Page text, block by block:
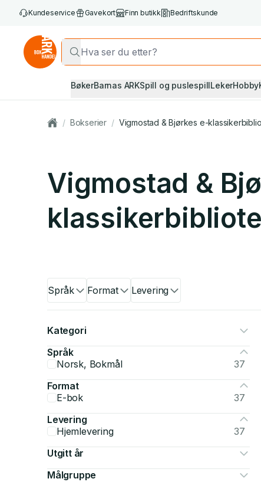
Kundeservice Gavekort Finn butikk Bedriftskunde
BøkerBarnas ARKSpill og puslespillLekerHobby
/ Bokserier / Vigmostad & Bjørkes e-
Vigmostad &
Språk Format Levering
Kategori
Språk
Norsk, Bokmål
37
Format
E-bok
37
Levering
Hjemlevering
37
Utgitt år
Målgruppe